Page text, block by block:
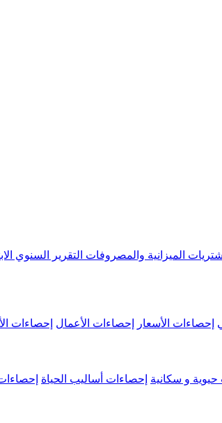
الميزانية والمصروفات التقرير السنوي
إحصاءات الأسعار إحصاءات الأعمال إحصاءات
و سكانية إحصاءات أساليب الحياة